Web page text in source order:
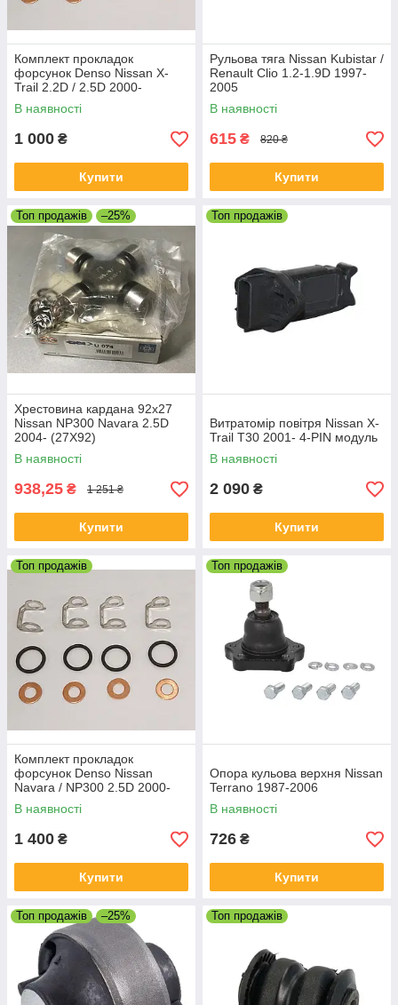
Комплект прокладок
форсунок Denso Nissan X-
Trail 2.2D / 2.5D 2000-
В наявності
1 000 ₴
Купити
Рульова тяга Nissan Kubistar /
Renault Clio 1.2-1.9D 1997-
2005
В наявності
615 ₴ 820 ₴
Купити
Топ продажів –25%
Хрестовина кардана 92x27
Nissan NP300 Navara 2.5D
2004- (27X92)
В наявності
938,25 ₴ 1 251 ₴
Купити
Топ продажів
Витратомір повітря Nissan X-
Trail T30 2001- 4-PIN модуль
В наявності
2 090 ₴
Купити
Топ продажів
Комплект прокладок
форсунок Denso Nissan
Navara / NP300 2.5D 2000-
В наявності
1 400 ₴
Купити
Топ продажів
Опора кульова верхня Nissan
Terrano 1987-2006
В наявності
726 ₴
Купити
Топ продажів –25% Топ продажів